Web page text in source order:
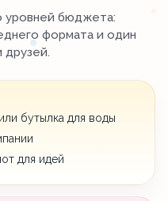
уровней бюджета:
формата и один
друзей.
бутылка для воды
для идей